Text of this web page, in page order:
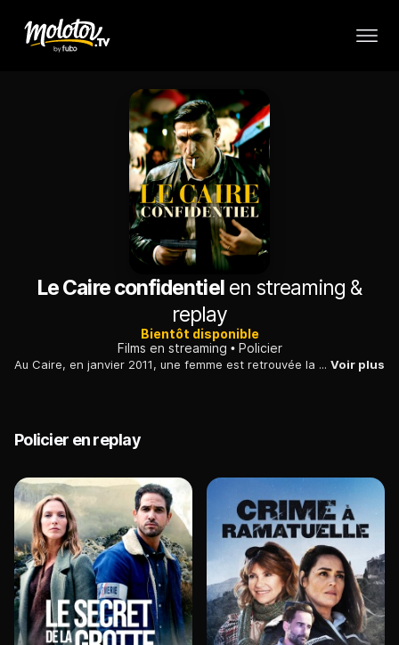
Le Caire confidentielen streaming &
replay
Bientôt disponible
Films en streaming
Policier
Au Caire, en janvier 2011, une femme est retrouvée la gorge tranchée dans une chambre d'hôtel. Un inspecteur soupçonne un politicien proche du président... Voir plus
Policier en replay